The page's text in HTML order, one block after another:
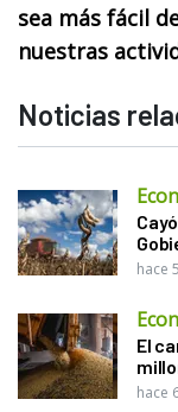
sea más fácil
nuestras
Noticias
hace
El
hace